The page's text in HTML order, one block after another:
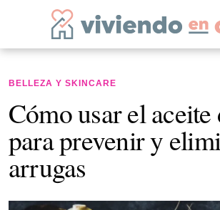
BELLEZA Y SKINCARE
Cómo usar el aceite
para prevenir y
arrugas